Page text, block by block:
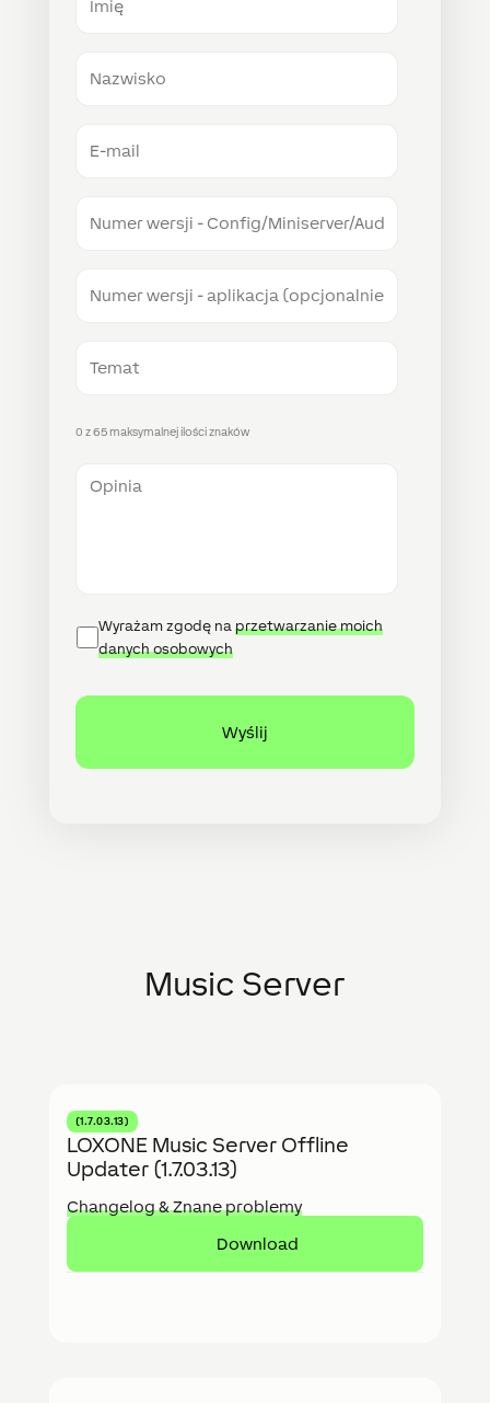
mail
wersji
wersji
0 z 65 maksymalnej ilości znaków
Data
Protection
Wyrażam zgodę na przetwarzanie moich
danych osobowych
Music Server
(1.7.03.13)
LOXONE Music Server Offline
Updater (1.7.03.13)
Changelog & Znane problemy
Download